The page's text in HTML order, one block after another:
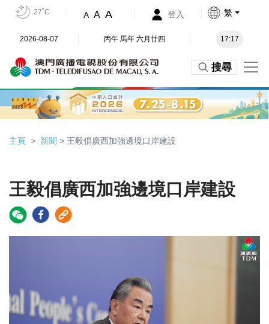
27˚C A A A 登入 繁
2026-08-07 丙午 馬年 六月廿四 17:17
搜尋
主頁 新聞 > 王毅倡廣西加強邊境口岸建設
王毅倡廣西加強邊境口岸建設